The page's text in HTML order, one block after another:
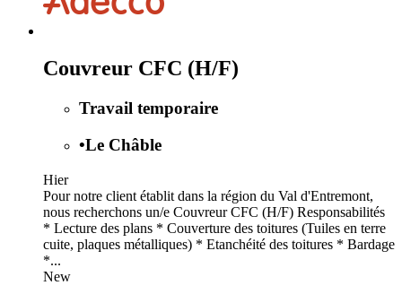
Couvreur CFC (H/F)
Travail temporaire
•Le Châble
Hier
Pour notre client établit dans la région du Val d'Entremont,
nous recherchons un/e Couvreur CFC (H/F) Responsabilités
* Lecture des plans * Couverture des toitures (Tuiles en terre
cuite, plaques métalliques) * Etanchéité des toitures * Bardage
*...
New